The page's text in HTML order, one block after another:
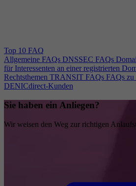
Top 10 FAQ
Allgemeine FAQs DNSSEC FAQs
für Interessenten an einer registrierten
Rechtsthemen TRANSIT FAQs FAQs
DENICdirect-Kunden
Sie haben ein Anliegen?
Wir weisen den Weg zur richtigen